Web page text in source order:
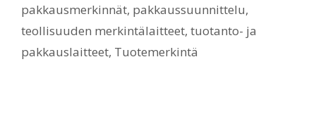
pakkausmerkinnät, pakkaussuunnittelu,
teollisuuden merkintälaitteet, tuotanto- ja
pakkauslaitteet, Tuotemerkintä